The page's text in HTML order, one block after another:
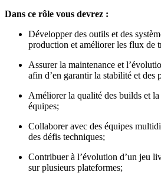
Dans ce rôle vous devrez :
Développer des outils et des
production et améliorer les flux de
Assurer la maintenance et
afin d’en garantir la stabilité et des
Améliorer la qualité des builds et
équipes;
Collaborer avec des équipes
des défis techniques;
Contribuer à l’évolution d’un jeu
sur plusieurs plateformes;